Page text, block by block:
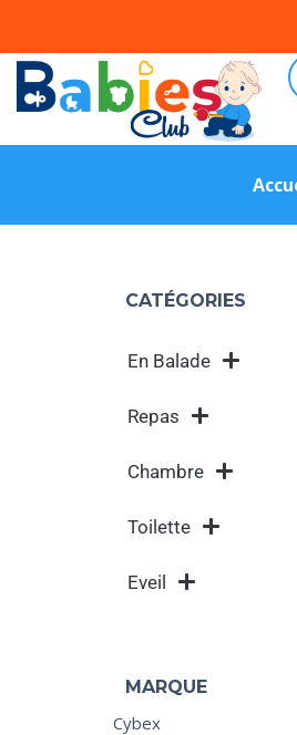
CATÉGORIES
En Balade
Repas
Chambre
Toilette
Eveil
MARQUE
Cybex